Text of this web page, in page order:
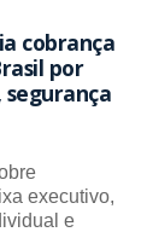
cobrança
por
executivo,
e